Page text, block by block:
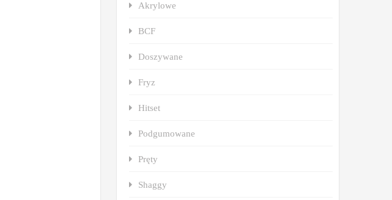
Akrylowe
BCF
Doszywane
Fryz
Hitset
Podgumowane
Pręty
Shaggy